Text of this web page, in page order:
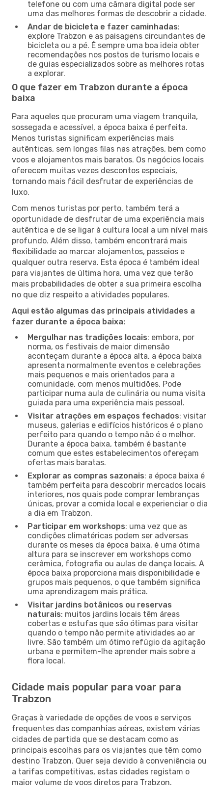
telefone ou com uma câmara digital pode ser
uma das melhores formas de descobrir a cidade.
Andar de bicicleta e fazer caminhadas:
explore Trabzon e as paisagens circundantes de
bicicleta ou a pé. É sempre uma boa ideia obter
recomendações nos postos de turismo locais e
de guias especializados sobre as melhores rotas
a explorar.
O que fazer em Trabzon durante a época
baixa
Para aqueles que procuram uma viagem tranquila,
sossegada e acessível, a época baixa é perfeita.
Menos turistas significam experiências mais
autênticas, sem longas filas nas atrações, bem como
voos e alojamentos mais baratos. Os negócios locais
oferecem muitas vezes descontos especiais,
tornando mais fácil desfrutar de experiências de
luxo.
Com menos turistas por perto, também terá a
oportunidade de desfrutar de uma experiência mais
autêntica e de se ligar à cultura local a um nível mais
profundo. Além disso, também encontrará mais
flexibilidade ao marcar alojamentos, passeios e
qualquer outra reserva. Esta época é também ideal
para viajantes de última hora, uma vez que terão
mais probabilidades de obter a sua primeira escolha
no que diz respeito a atividades populares.
Aqui estão algumas das principais atividades a
fazer durante a época baixa:
Mergulhar nas tradições locais: embora, por
norma, os festivais de maior dimensão
aconteçam durante a época alta, a época baixa
apresenta normalmente eventos e celebrações
mais pequenos e mais orientados para a
comunidade, com menos multidões. Pode
participar numa aula de culinária ou numa visita
guiada para uma experiência mais pessoal.
Visitar atrações em espaços fechados: visitar
museus, galerias e edifícios históricos é o plano
perfeito para quando o tempo não é o melhor.
Durante a época baixa, também é bastante
comum que estes estabelecimentos ofereçam
ofertas mais baratas.
Explorar as compras sazonais: a época baixa é
também perfeita para descobrir mercados locais
interiores, nos quais pode comprar lembranças
únicas, provar a comida local e experienciar o dia
a dia em Trabzon.
Participar em workshops: uma vez que as
condições climatéricas podem ser adversas
durante os meses da época baixa, é uma ótima
altura para se inscrever em workshops como
cerâmica, fotografia ou aulas de dança locais. A
época baixa proporciona mais disponibilidade e
grupos mais pequenos, o que também significa
uma aprendizagem mais prática.
Visitar jardins botânicos ou reservas
naturais: muitos jardins locais têm áreas
cobertas e estufas que são ótimas para visitar
quando o tempo não permite atividades ao ar
livre. São também um ótimo refúgio da agitação
urbana e permitem-lhe aprender mais sobre a
flora local.
Cidade mais popular para voar para
Trabzon
Graças à variedade de opções de voos e serviços
frequentes das companhias aéreas, existem várias
cidades de partida que se destacam como as
principais escolhas para os viajantes que têm como
destino Trabzon. Quer seja devido à conveniência ou
a tarifas competitivas, estas cidades registam o
maior volume de voos diretos para Trabzon.